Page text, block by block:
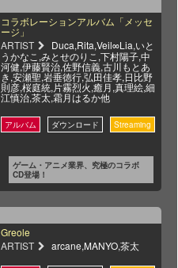
コラボレーションアルバム「メッセ
ージ」
ARTIST
Duca,Rita,Veil∞Lia,いと
うかなこ,みとせのりこ,下村陽子,中
河健,伊藤賢治,佐野信義,古川もとあ
き,安瀬聖,岩垂徳行,弘田佳孝,日比野
則彦,桜庭統,片霧烈火,癒月,真理絵,細
江慎治,茶太,霜月はるか他
ゲーム・アニメ業界、究極のコラボ
CD登場！
Greole
ARTIST
arcane,MANYO,茶太